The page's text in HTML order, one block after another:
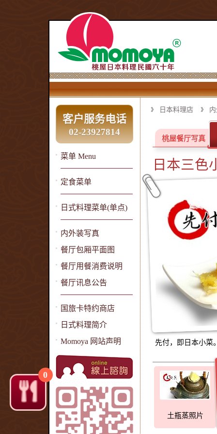
客户服务电话
02-23927814
菜单 Menu
定食菜单
日式料理菜单(单点)
内外装写真
餐厅包厢平面图
餐厅用餐消费说明
餐厅讯息公告
国旅卡特约商店
日式料理简介
Momoya 网站声明
日本料理店
桃屋餐厅写真
日本三色
先付，即日本小菜
土瓶蒸照片
0